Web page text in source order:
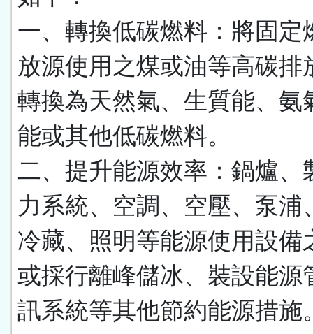
一、轉換低碳燃料：將固定
放源使用之煤或油等高碳排
轉換為天然氣、生質能、氨
能或其他低碳燃料。
二、提升能源效率：鍋爐、
力系統、空調、空壓、泵浦
冷藏、照明等能源使用設備
或採行離峰儲冰、裝設能源
訊系統等其他節約能源措施